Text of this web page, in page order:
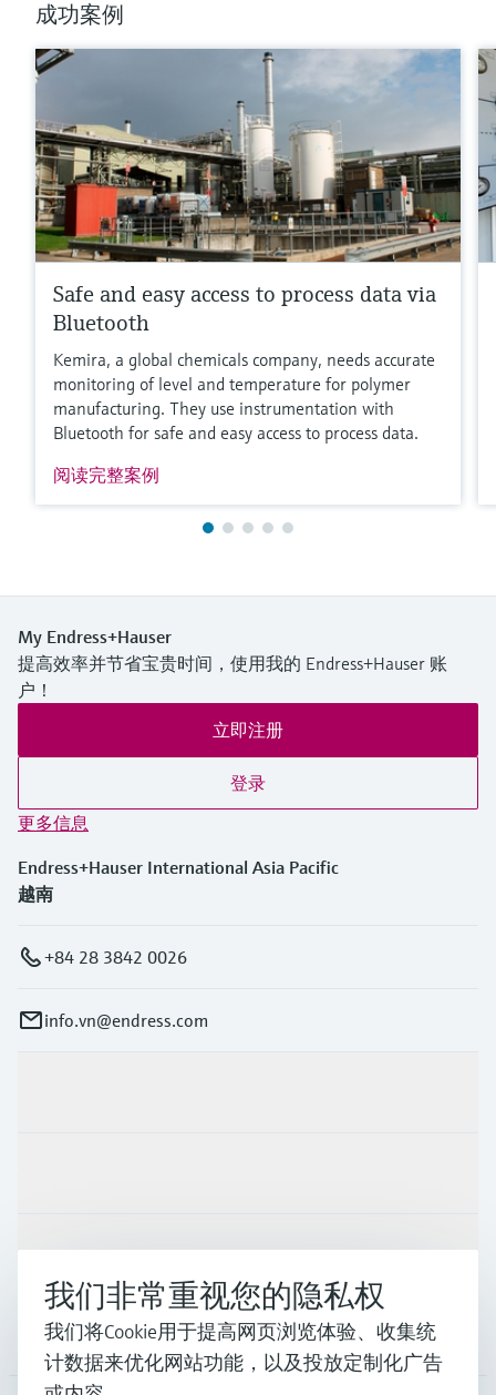
成功案例
Safe and easy access to process data via
Bluetooth
Kemira, a global chemicals company, needs accurate
monitoring of level and temperature for polymer
manufacturing. They use instrumentation with
Bluetooth for safe and easy access to process data.
阅读完整案例
My Endress+Hauser
提高效率并节省宝贵时间，使用我的 Endress+Hauser 账
户！
立即注册
登录
更多信息
Endress+Hauser International Asia Pacific
越南
+84 28 3842 0026
info.vn@endress.com
支持
公司
我们非常重视您的隐私权
我们将Cookie用于提高网页浏览体验、收集统
计数据来优化网站功能，以及投放定制化广告